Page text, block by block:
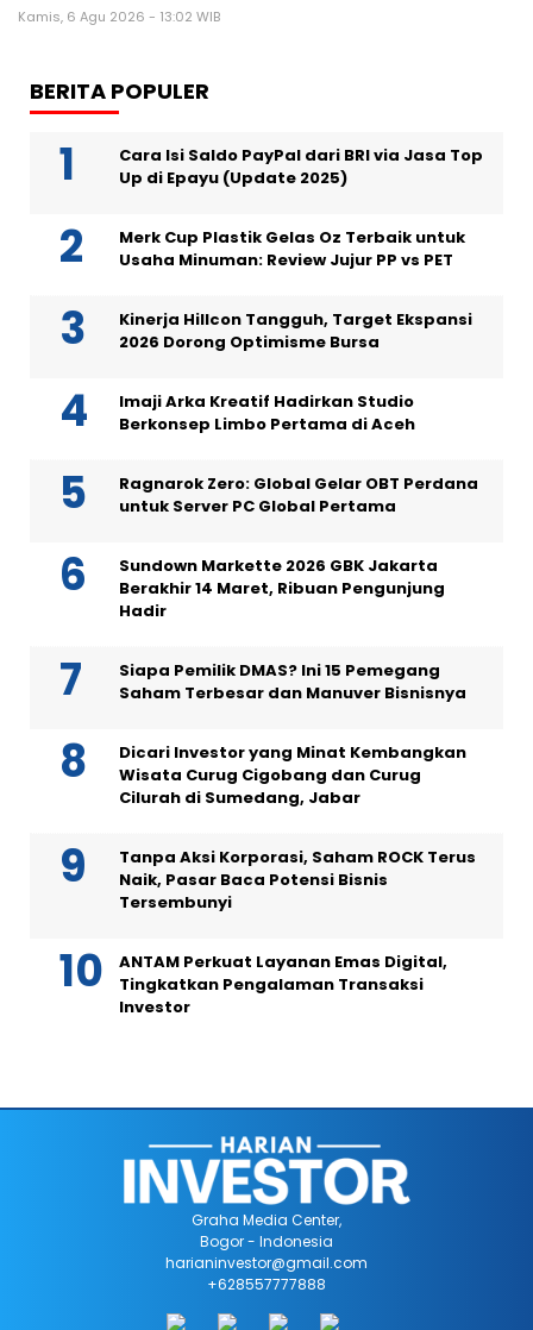
Kamis, 6 Agu 2026 - 13:02 WIB
BERITA POPULER
Cara Isi Saldo PayPal dari BRI via Jasa Top
Up di Epayu (Update 2025)
Merk Cup Plastik Gelas Oz Terbaik untuk
Usaha Minuman: Review Jujur PP vs PET
Kinerja Hillcon Tangguh, Target Ekspansi
2026 Dorong Optimisme Bursa
Imaji Arka Kreatif Hadirkan Studio
Berkonsep Limbo Pertama di Aceh
Ragnarok Zero: Global Gelar OBT Perdana
untuk Server PC Global Pertama
Sundown Markette 2026 GBK Jakarta
Berakhir 14 Maret, Ribuan Pengunjung
Hadir
Siapa Pemilik DMAS? Ini 15 Pemegang
Saham Terbesar dan Manuver Bisnisnya
Dicari Investor yang Minat Kembangkan
Wisata Curug Cigobang dan Curug
Cilurah di Sumedang, Jabar
Tanpa Aksi Korporasi, Saham ROCK Terus
Naik, Pasar Baca Potensi Bisnis
Tersembunyi
ANTAM Perkuat Layanan Emas Digital,
Tingkatkan Pengalaman Transaksi
Investor
Graha Media Center,
Bogor - Indonesia
harianinvestor@gmail.com
+628557777888